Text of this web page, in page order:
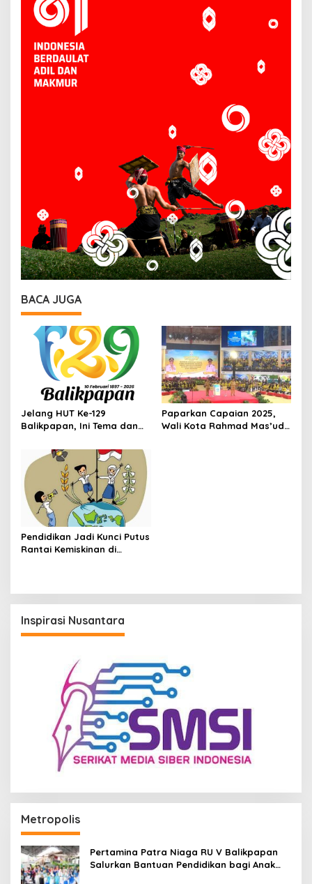
BACA JUGA
Jelang HUT Ke-129
Balikpapan, Ini Tema dan
Rahmad Mas’ud
Paparkan Capaian 2025,
Wali Kota Rahmad Mas’ud
Pendidikan Jadi Kunci Putus
Rantai Kemiskinan di
Inspirasi Nusantara
Metropolis
Pertamina Patra Niaga RU V Balikpapan
Salurkan Bantuan Pendidikan bagi Anak